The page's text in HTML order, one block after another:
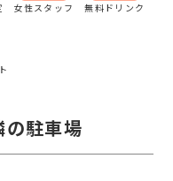
女性スタッフ 無料ドリンク
の駐車場